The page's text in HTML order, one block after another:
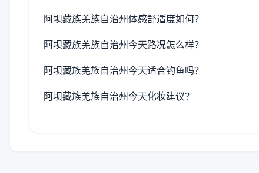
阿坝藏族羌族自治州体感舒适度如何？
阿坝藏族羌族自治州今天路况怎么样？
阿坝藏族羌族自治州今天适合钓鱼吗？
阿坝藏族羌族自治州今天化妆建议？